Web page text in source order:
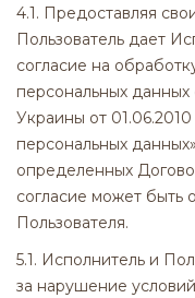
4.1. Предоставляя
Пользователь дает
согласие на
персональных данных
Украины от
персональных
определенных
согласие может быть
Пользователя.
5.1. Исполнитель и
за нарушение